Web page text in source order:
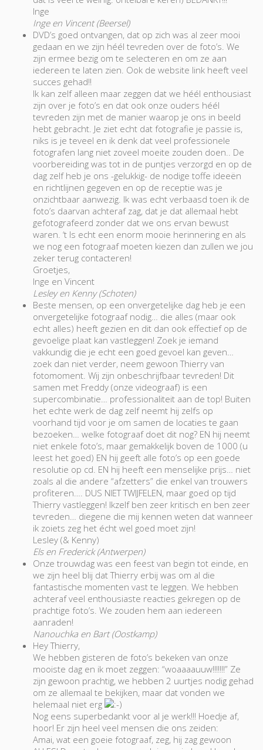
Inge
Inge en Vincent (Beersel)
DVD’s goed ontvangen, dat op zich was al zeer mooi
gedaan en we zijn héél tevreden over de foto’s. We
zijn ermee bezig om te selecteren en om ze aan
iedereen te laten zien. Ook de website link heeft veel
succes gehad!!
Ik kan zelf alleen maar zeggen dat we héél enthousiast
zijn over je foto’s en dat ook onze ouders héél
tevreden zijn met de manier waarop je ons in beeld
hebt gebracht. Je ziet echt dat fotografie je passie is,
niks is je teveel en ik denk dat veel professionele
fotografen lang niet zoveel moeite zouden doen.. De
voorbereiding was tot in de puntjes verzorgd en op de
dag zelf heb je ons -gelukkig- de nodige toffe ideeën
en richtlijnen gegeven en op de receptie was je
onzichtbaar aanwezig. Ik was echt verbaasd toen ik de
foto’s daarvan achteraf zag, dat je dat allemaal hebt
gefotografeerd zonder dat we ons ervan bewust
waren. ‘t Is echt een enorm mooie herinnering en als
we nog een fotograaf moeten kiezen dan zullen we jou
zeker terug contacteren!
Groetjes,
Inge en Vincent
Lesley en Kenny (Schoten)
Beste mensen, op een onvergetelijke dag heb je een
onvergetelijke fotograaf nodig… die alles (maar ook
echt alles) heeft gezien en dit dan ook effectief op de
gevoelige plaat kan vastleggen! Zoek je iemand
vakkundig die je echt een goed gevoel kan geven…
zoek dan niet verder, neem gewoon Thierry van
fotomoment. Wij zijn onbeschrijfbaar tevreden! Dit
samen met Freddy (onze videograaf) is een
supercombinatie… professionaliteit aan de top! Buiten
het echte werk de dag zelf neemt hij zelfs op
voorhand tijd voor je om samen de locaties te gaan
bezoeken… welke fotograaf doet dit nog? EN hij neemt
niet enkele foto’s, maar gemakkelijk boven de 1000 (u
leest het goed) EN hij geeft alle foto’s op een goede
resolutie op cd. EN hij heeft een menselijke prijs… niet
zoals al die andere “afzetters” die enkel van trouwers
profiteren…. DUS NIET TWIJFELEN, maar goed op tijd
Thierry vastleggen! Ikzelf ben zeer kritisch en ben zeer
tevreden… diegene die mij kennen weten dat wanneer
ik zoiets zeg het écht wel goed moet zijn!
Lesley (& Kenny)
Els en Frederick (Antwerpen)
Onze trouwdag was een feest van begin tot einde, en
we zijn heel blij dat Thierry erbij was om al die
fantastische momenten vast te leggen. We hebben
achteraf veel enthousiaste reacties gekregen op de
prachtige foto’s. We zouden hem aan iedereen
aanraden!
Nanouchka en Bart (Oostkamp)
Hey Thierry,
We hebben gisteren de foto’s bekeken van onze
mooiste dag en ik moet zeggen: “woaaaauuw!!!!!!!” Ze
zijn gewoon prachtig, we hebben 2 uurtjes nodig gehad
om ze allemaal te bekijken, maar dat vonden we
helemaal niet erg
Nog eens superbedankt voor al je werk!!! Hoedje af,
hoor! Er zijn heel veel mensen die ons zeiden:
Amai, wat een goeie fotograaf, zeg, hij zag gewoon